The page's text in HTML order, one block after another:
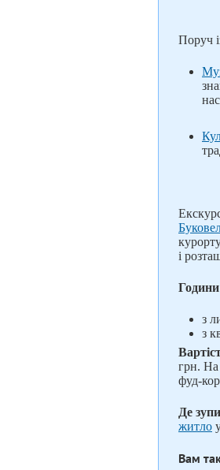
Поруч
і
з
з
грн. На
фуд-
Де
житло
Вам